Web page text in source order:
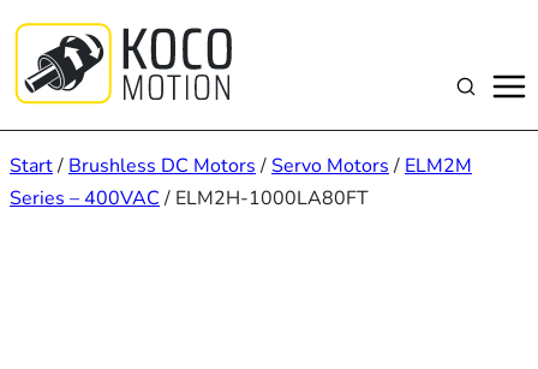
Inhalt
springen
Suchen
Start/ Brushless DC Motors /Servo Motors / ELM2M
Series – 400VAC / ELM2H-1000LA80FT